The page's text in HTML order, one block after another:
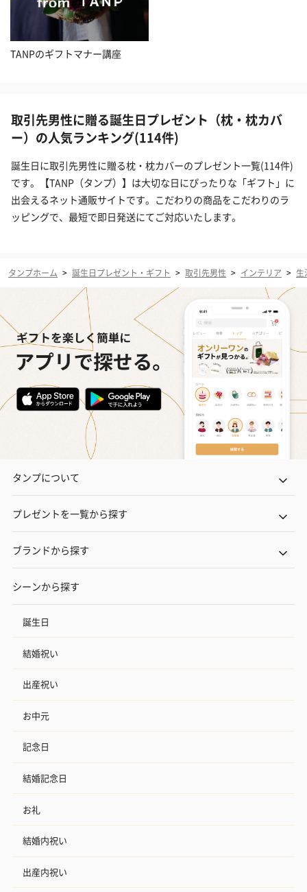
TANPのギフトマナー講座
取引先男性に贈る誕生日プレゼント（枕・枕カバ
ー）の人気ランキング(114件)
誕生日に取引先男性に贈る枕・枕カバーのプレゼント一覧(114件)
です。【TANP（タンプ）】は大切な日にぴったりな「ギフト」に
出会えるネット通販サイトです。こだわりの商品をこだわりのラ
ッピングで、最短で即日発送にてご対応いたします。
タンプホーム > 誕生日プレゼント・ギフト > 取引先男性 > インテリア > 生
タンプについて
プレゼントを一覧から探す
ブランドから探す
シーンから探す
誕生日
結婚祝い
出産祝い
お中元
記念日
結婚記念日
お礼
結婚内祝い
出産内祝い